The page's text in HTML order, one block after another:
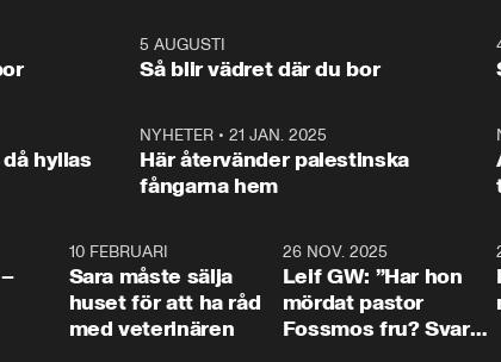
och Makten.
– Vi ställer upp i val. Ska vi
vara med så sitter vi förstås
1:065 AUGUSTI
Så blir vädret där du bor
hyllas
NYHETER •21 JAN. 2025
Här återvänder palestinska
fångarna hem
10 FEBRUARI
Sara måste sälja
huset för att ha råd
med veterinären
26 NOV. 2025
Leif GW: ”Har hon
mördat pastor
Fossmos fru? Svar